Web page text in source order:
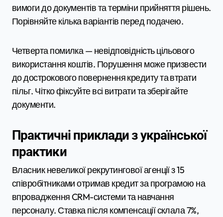
вимоги до документів та терміни прийняття рішень.
Порівняйте кілька варіантів перед подачею.
Четверта помилка — невідповідність цільового
використання коштів. Порушення може призвести
до дострокового повернення кредиту та втрати
пільг. Чітко фіксуйте всі витрати та зберігайте
документи.
Практичні приклади з української
практики
Власник невеликої рекрутингової агенції з 15
співробітниками отримав кредит за програмою на
впровадження CRM-системи та навчання
персоналу. Ставка після компенсації склала 7%,